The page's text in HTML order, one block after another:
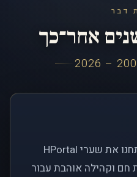
דבר
אחר־כך
לפני כמעט שני עשורים, פתחנו את שערי HPortal
חם וקהילה אוהבת עבור